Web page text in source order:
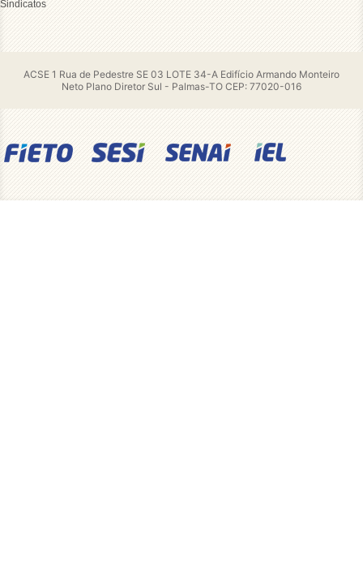
Sindicatos
ACSE 1 Rua de Pedestre SE 03 LOTE 34-A Edifício Armando Monteiro
Neto Plano Diretor Sul - Palmas-TO CEP: 77020-016